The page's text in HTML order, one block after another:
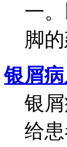
一
脚
银屑
银
给